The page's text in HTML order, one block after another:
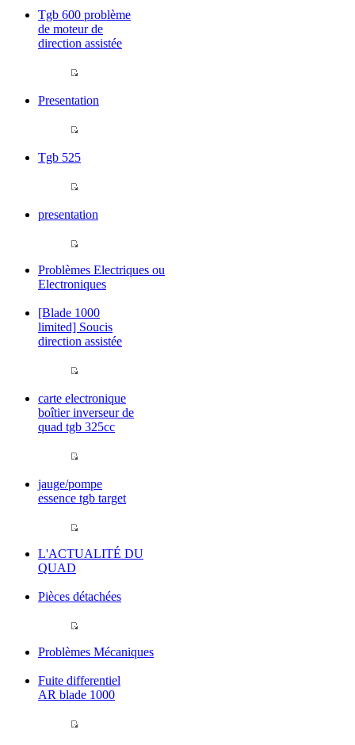
Tgb 600 problème
de moteur de
direction assistée
Presentation
Tgb 525
presentation
Problèmes Electriques ou
Electroniques
[Blade 1000
limited] Soucis
direction assistée
carte electronique
boîtier inverseur de
quad tgb 325cc
jauge/pompe
essence tgb target
L'ACTUALITÉ DU
QUAD
Pièces détachées
Problèmes Mécaniques
Fuite differentiel
AR blade 1000